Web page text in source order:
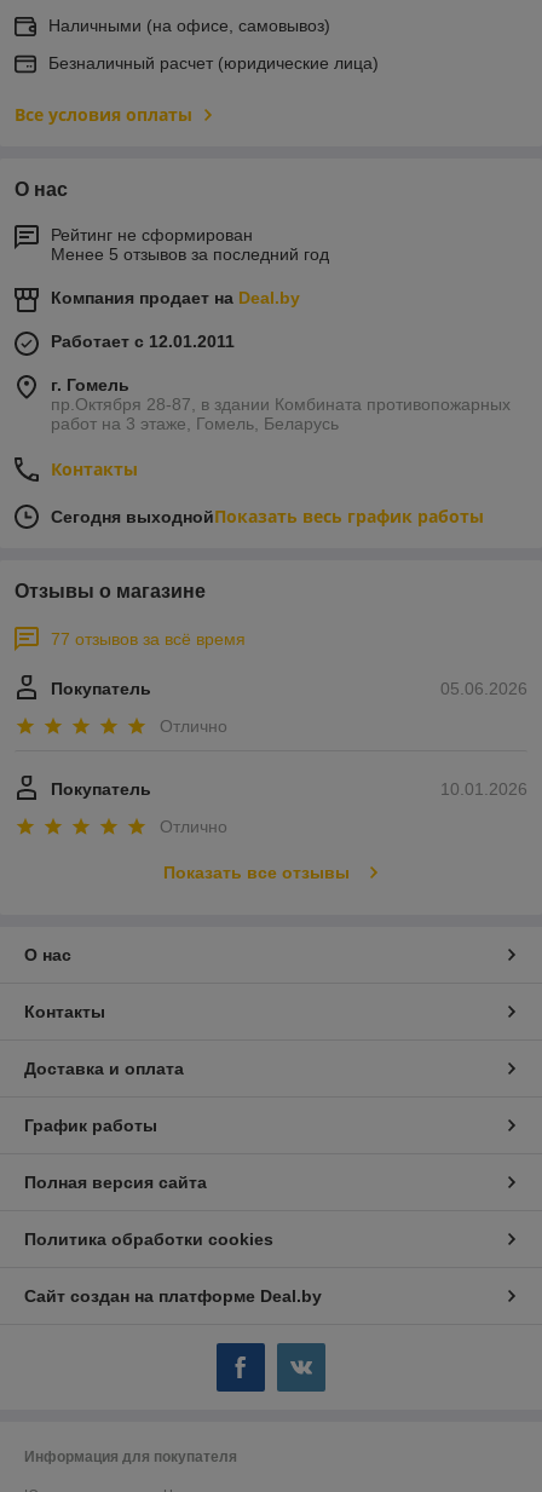
Наличными (на офисе, самовывоз)
Безналичный расчет (юридические лица)
Все условия оплаты
О нас
Рейтинг не сформирован
Менее 5 отзывов за последний год
Компания продает на Deal.by
Работает с 12.01.2011
г. Гомель
пр.Октября 28-87, в здании Комбината противопожарных
работ на 3 этаже, Гомель, Беларусь
Контакты
Сегодня выходнойПоказать весь график работы
Отзывы о магазине
77 отзывов за всё время
05.06.2026
Покупатель
Отлично
10.01.2026
Покупатель
Отлично
Показать все отзывы
О нас
Контакты
Доставка и оплата
График работы
Полная версия сайта
Политика обработки cookies
Сайт создан на платформе Deal.by
Информация для покупателя